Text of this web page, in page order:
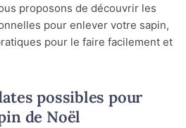
proposons de découvrir les
pour enlever votre sapin,
pour le faire facilement et
possibles pour
de Noël